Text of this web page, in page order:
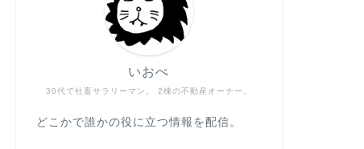
30代で社畜サラリーマン。 2棟の不動産オーナー。
いおぺ
どこかで誰かの役に立つ情報を配信。